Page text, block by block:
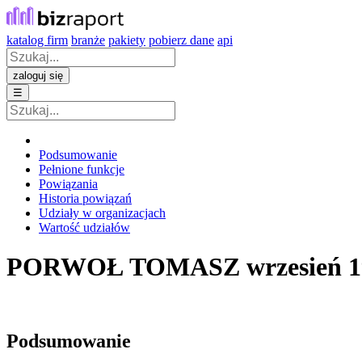
katalog firm branże pakiety pobierz dane api
zaloguj się
☰
Podsumowanie
Pełnione funkcje
Powiązania
Historia powiązań
Udziały w organizacjach
Wartość udziałów
PORWOŁ TOMASZ wrzesień
Podsumowanie